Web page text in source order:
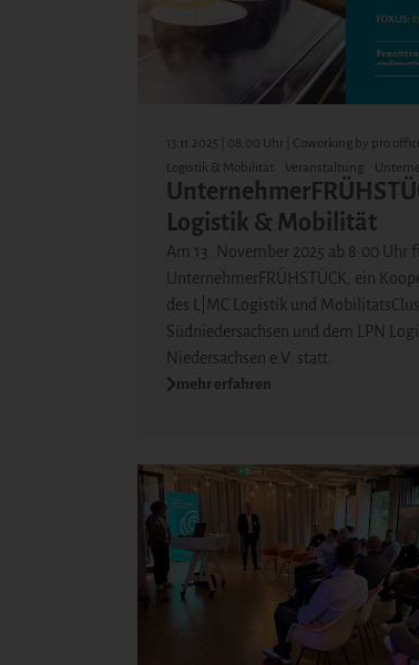
13.11.2025 | 08:00 Uhr | Coworking by pro
Logistik & Mobilität
Veranstaltung
Logistik & Mobilität
Am 13. November 2025 ab 8:00 Uhr
UnternehmerFRÜHSTÜCK, ein
des L|MC Logistik und
Südniedersachsen und dem LPN
Niedersachsen e.V. statt.
mehr erfahren